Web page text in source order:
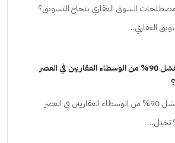
مصطلحات السوق العقاري بنجاح التسويق؟
العقاري…
لماذا يفشل 90% من الوسطاء العقاريين في العصر
لماذا يفشل 90% من الوسطاء العقاريين في العصر
تخيل…